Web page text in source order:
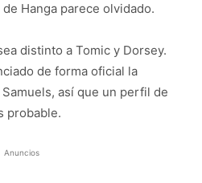
Hanga parece olvidado.
distinto a Tomic y Dorsey.
de forma oficial la
así que un perfil de
probable.
Anuncios